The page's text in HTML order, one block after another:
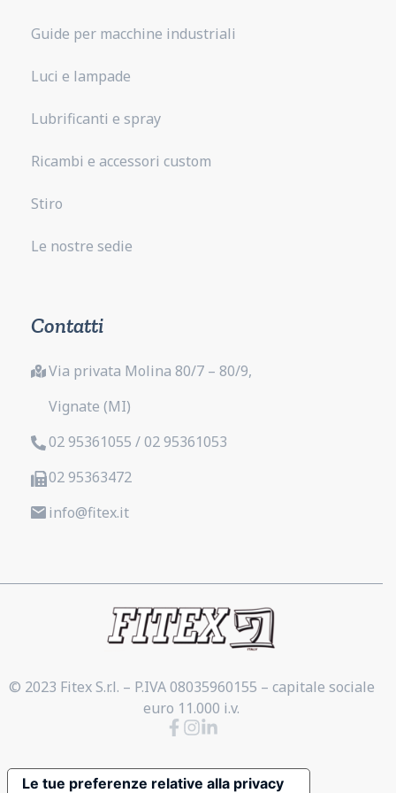
Guide per macchine industriali
Luci e lampade
Lubrificanti e spray
Ricambi e accessori custom
Stiro
Le nostre sedie
Contatti
Via privata Molina 80/7 – 80/9,
Vignate (MI)
02 95361055 / 02 95361053
02 95363472
info@fitex.it
© 2023 Fitex S.r.l. – P.IVA 08035960155 – capitale sociale
euro 11.000 i.v.
Le tue preferenze relative alla privacy